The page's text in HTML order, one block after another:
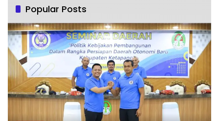
Popular Posts